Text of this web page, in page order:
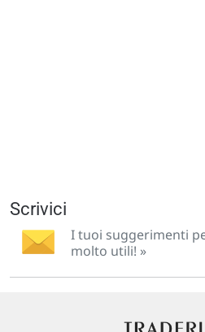
Scrivici
I tuoi suggerimenti
molto utili! »